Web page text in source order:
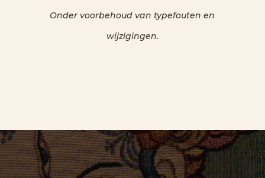
Onder voorbehoud van typefouten en
wijzigingen.